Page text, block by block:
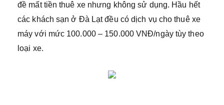
đề mất tiền thuê xe nhưng không sử dụng. Hầu hết
các khách sạn ở Đà Lạt đều có dịch vụ cho thuê xe
máy với mức 100.000 – 150.000 VNĐ/ngày tùy theo
loại xe.